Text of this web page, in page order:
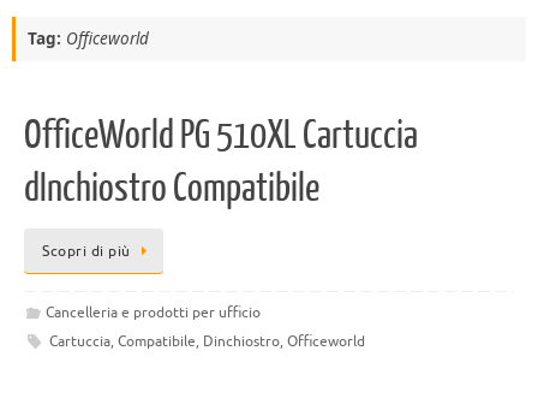
Tag: Officeworld
OfficeWorld PG 510XL Cartuccia
dInchiostro Compatibile
Scopri di più
Cancelleria e prodotti per ufficio
Cartuccia, Compatibile, Dinchiostro, Officeworld